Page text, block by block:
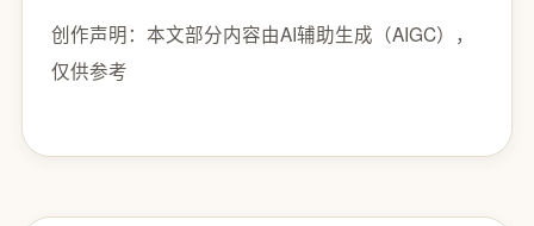
创作声明：本文部分内容由AI辅助生成（AIGC），
仅供参考